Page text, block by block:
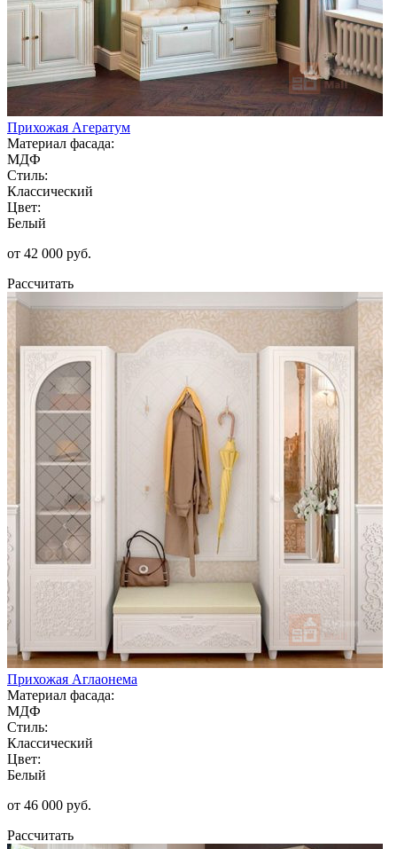
Прихожая Агератум
Материал фасада:
МДФ
Стиль:
Классический
Цвет:
Белый
от 42 000 руб.
Рассчитать
Прихожая Аглаонема
Материал фасада:
МДФ
Стиль:
Классический
Цвет:
Белый
от 46 000 руб.
Рассчитать